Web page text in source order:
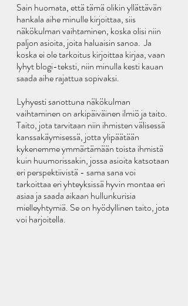
Sain huomata, että tämä olikin yllättävän
hankala aihe minulle kirjoittaa, siis
näkökulman vaihtaminen, koska olisi niin
paljon asioita, joita haluaisin sanoa.  Ja
koska ei ole tarkoitus kirjoittaa kirjaa, vaan
lyhyt blogi-teksti, niin minulla kesti kauan
saada aihe rajattua sopivaksi.
Lyhyesti sanottuna näkökulman
vaihtaminen on arkipäiväinen ilmiö ja taito.
Taito, jota tarvitaan niin ihmisten välisessä
kanssakäymisessä, jotta ylipäätään
kykenemme ymmärtämään toista ihmistä
kuin huumorissakin, jossa asioita katsotaan
eri perspektiivistä - sama sana voi
tarkoittaa eri yhteyksissä hyvin montaa eri
asiaa ja saada aikaan hullunkurisia
mielleyhtymiä. Se on hyödyllinen taito, jota
voi harjoitella.